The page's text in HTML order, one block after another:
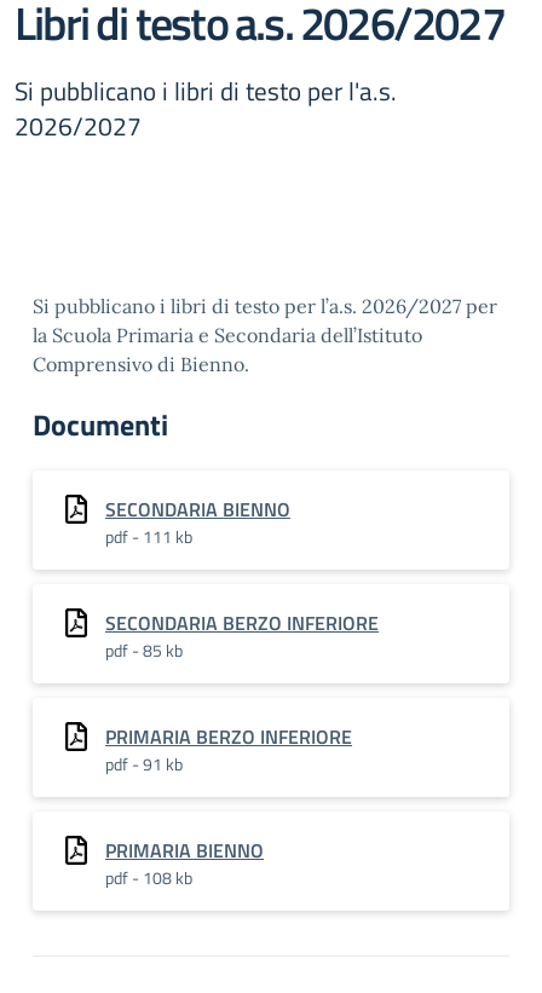
Libri di testo a.s. 2026/2027
Si pubblicano i libri di testo per l'a.s.
2026/2027
Si pubblicano i libri di testo per l’a.s. 2026/2027 per
la Scuola Primaria e Secondaria dell’Istituto
Comprensivo di Bienno.
Documenti
SECONDARIA BIENNO
pdf - 111 kb
SECONDARIA BERZO INFERIORE
pdf - 85 kb
PRIMARIA BERZO INFERIORE
pdf - 91 kb
PRIMARIA BIENNO
pdf - 108 kb